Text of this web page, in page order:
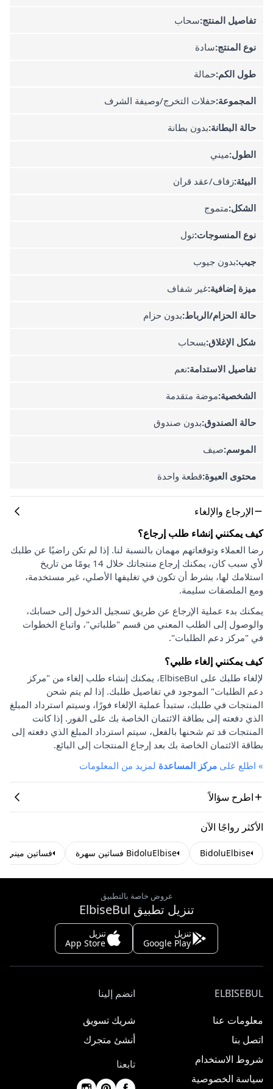
تفاصيل المنتج:سحاب
نوع المنتج:سادة
طول الكم:حمالة
المجموعة:حفلات التخرج/وصيفة الشرف
حالة البطانة:بدون بطانة
الطول:ميني
البيئة:زفاف/عقد قران
الشكل:متموج
نوع المنسوجات:تول
جيب:بدون جيوب
ميزة إضافية:غير شفاف
حالة الحزام/الرباط:بدون حزام
شكل الإغلاق:بسحاب
تفاصيل الاستدامة:نعم
الشخصية:موضة متقدمة
حالة الصندوق:بدون صندوق
الموسم:صيف
محتوى العبوة:قطعة واحدة
الإرجاع والإلغاء
كيف يمكنني إنشاء طلب إرجاع؟
رضا العملاء وتوقعاتهم مهمان بالنسبة لنا. إذا لم تكن راضيًا عن طلبك
لأي سبب كان، يمكنك إرجاع منتجاتك خلال 14 يومًا من تاريخ
استلامك لها، بشرط أن تكون في تغليفها الأصلي، غير مستخدمة،
ومع الملصقات سليمة.
يمكنك بدء عملية الإرجاع عن طريق تسجيل الدخول إلى حسابك،
والوصول إلى الطلب المعني من قسم "طلباتي"، واتباع الخطوات
في "مركز دعم الطلبات".
كيف يمكنني إلغاء طلبي؟
لإلغاء طلبك على ElbiseBul، يمكنك إنشاء طلب إلغاء من "مركز
دعم الطلبات" الموجود في تفاصيل طلبك. إذا لم يتم شحن
المنتجات في طلبك، ستبدأ عملية الإلغاء فورًا، وسيتم استرداد المبلغ
الذي دفعته إلى بطاقة الائتمان الخاصة بك على الفور. إذا كانت
المنتجات قد تم شحنها بالفعل، سيتم استرداد المبلغ الذي دفعته إلى
بطاقة الائتمان الخاصة بك بعد إرجاع المنتجات إلى البائع.
» اطلع على مركز المساعدة لمزيد من المعلومات
اطرح سؤالاً
الأكثر رواجًا الآن
BidoluElbise BidoluElbise فساتين سهرة فساتين ميني
عروض خاصة بالتطبيق
تنزيل تطبيق ElbiseBul
تنزيل
Google Play
تنزيل
App Store
ELBISEBUL
معلومات عنا
اتصل بنا
شروط الاستخدام
سياسة الخصوصية
انضم إلينا
شريك تسويق
أنشئ متجرك
تابعنا